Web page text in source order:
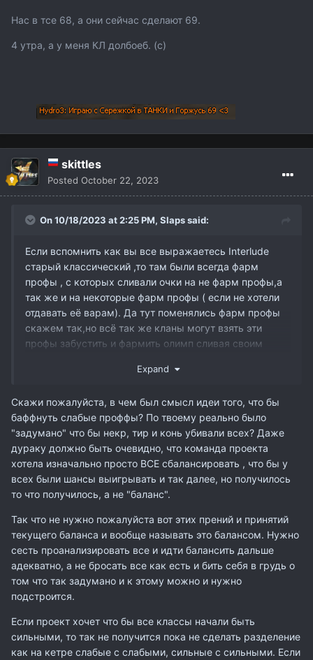
Нас в тсе 68, а они сейчас сделают 69.
4 утра, а у меня КЛ долбоеб. (с)
skittles
Posted October 22, 2023
On 10/18/2023 at 2:25 PM, Slapssaid:
Если вспомнить как вы все выражаетесь Interlude
старый классический ,то там были всегда фарм
профы , с которых сливали очки на не фарм профы,а
так же и на некоторые фарм профы ( если не хотели
отдавать её варам). Да тут поменялись фарм профы
скажем так,но всё так же кланы могут взять эти
профы забустить и фармить олимп сливая своим
Expand
Скажи пожалуйста, в чем был смысл идеи того, что бы
баффнуть слабые проффы? По твоему реально было
"задумано" что бы некр, тир и конь убивали всех? Даже
дураку должно быть очевидно, что команда проекта
хотела изначально просто ВСЕ сбалансировать , что бы у
всех были шансы выигрывать и так далее, но получилось
то что получилось, а не "баланс".
Так что не нужно пожалуйста вот этих прений и принятий
текущего баланса и вообще называть это балансом. Нужно
сесть проанализировать все и идти балансить дальше
адекватно, а не бросать все как есть и бить себя в грудь о
том что так задумано и к этому можно и нужно
подстроится.
Если проект хочет что бы все классы начали быть
сильными, то так не получится пока не сделать разделение
как на кетре слабые с слабыми, сильные с сильными. Если